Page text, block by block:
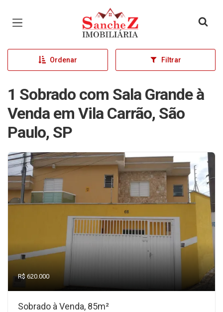
Página inicial
Ordenar Filtrar
1 Sobrado com Sala Grande à
Venda em Vila Carrão, São
Paulo, SP
R$ 620.000
Sobrado à Venda, 85m²